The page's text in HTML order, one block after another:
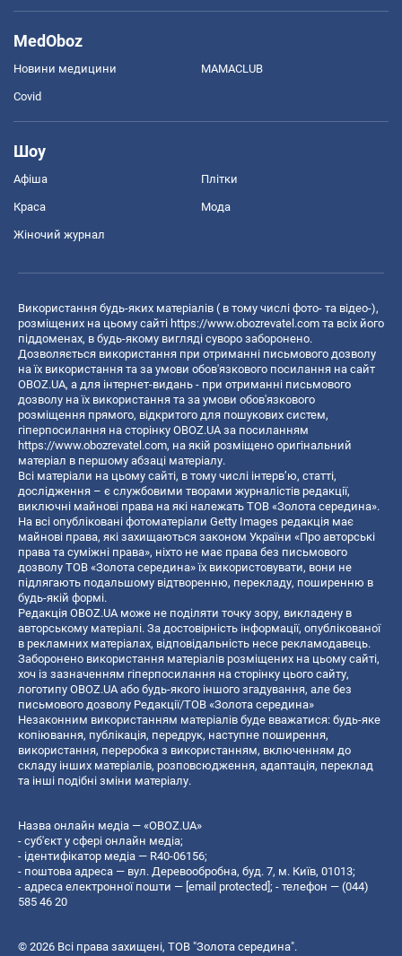
MedOboz
Новини медицини MAMACLUB
Covid
Шоу
Афіша Плітки
Краса Мода
Жіночий журнал
Використання будь-яких матеріалів ( в тому числі фото- та відео-),
розміщених на цьому сайті https://www.obozrevatel.com та всіх його
піддоменах, в будь-якому вигляді суворо заборонено.
Дозволяється використання при отриманні письмового дозволу
на їх використання та за умови обов'язкового посилання на сайт
OBOZ.UA, а для інтернет-видань - при отриманні письмового
дозволу на їх використання та за умови обов'язкового
розміщення прямого, відкритого для пошукових систем,
гіперпосилання на сторінку OBOZ.UA за посиланням
https://www.obozrevatel.com, на якій розміщено оригінальний
матеріал в першому абзаці матеріалу.
Всі матеріали на цьому сайті, в тому числі інтерв’ю, статті,
дослідження – є службовими творами журналістів редакції,
виключні майнові права на які належать ТОВ «Золота середина».
На всі опубліковані фотоматеріали Getty Images редакція має
майнові права, які захищаються законом України «Про авторські
права та суміжні права», ніхто не має права без письмового
дозволу ТОВ «Золота середина» їх використовувати, вони не
підлягають подальшому відтворенню, перекладу, поширенню в
будь-якій формі.
Редакція OBOZ.UA може не поділяти точку зору, викладену в
авторському матеріалі. За достовірність інформації, опублікованої
в рекламних матеріалах, відповідальність несе рекламодавець.
Заборонено використання матеріалів розміщених на цьому сайті,
хоч із зазначенням гіперпосилання на сторінку цього сайту,
логотипу OBOZ.UA або будь-якого іншого згадування, але без
письмового дозволу Редакції/ТОВ «Золота середина»
Незаконним використанням матеріалів буде вважатися: будь-яке
копiювання, публiкацiя, передрук, наступне поширення,
використання, переробка з використанням, включенням до
складу інших матеріалів, розповсюдження, адаптація, переклад
та інші подібні зміни матеріалу.
Назва онлайн медіа — «OBOZ.UA»
- суб'єкт у сфері онлайн медіа;
- ідентифікатор медіа — R40-06156;
- поштова адреса — вул. Деревообробна, буд. 7, м. Київ, 01013;
- адреса електронної пошти — [email protected]; - телефон — (044)
585 46 20
© 2026 Всі права захищені, ТОВ "Золота середина".